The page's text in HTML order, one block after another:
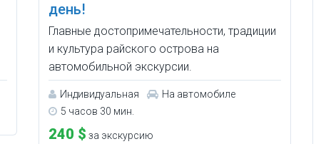
день!
Главные достопримечательности, традиции
и культура райского острова на
автомобильной экскурсии.
Индивидуальная
На автомобиле
5 часов 30 мин.
240 $ за экскурсию